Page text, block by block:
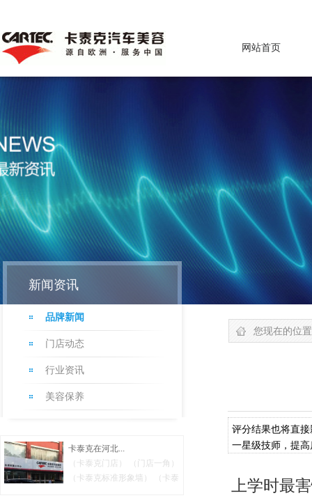
网站首页
新闻资讯
品牌新闻
门店动态
行业资讯
美容保养
卡泰克在河北...
（卡泰克门店） （门店一角）
（卡泰克标准形象墙） （卡泰
您现在的位
评分结果也将直
一星级技师，提
上学时最